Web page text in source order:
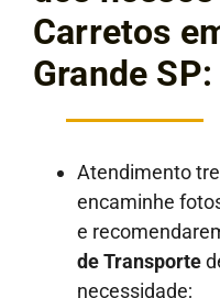
Carretos
Grande SP:
Atendimento
encaminhe
e
de Transporte
necessidade;